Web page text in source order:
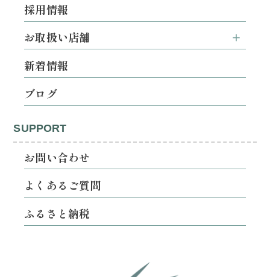
採用情報
お取扱い店舗
新着情報
ブログ
SUPPORT
お問い合わせ
よくあるご質問
ふるさと納税